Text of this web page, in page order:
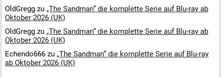
OldGregg zu „The Sandman“ die komplette Serie auf Blu-ray ab
Oktober 2026 (UK)
OldGregg zu „The Sandman“ die komplette Serie auf Blu-ray ab
Oktober 2026 (UK)
Echendo666 zu „The Sandman“ die komplette Serie auf Blu-ray
ab Oktober 2026 (UK)